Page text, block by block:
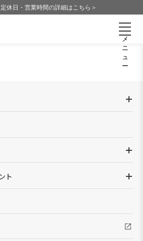
定休日・営業時間の詳細はこちら＞
メ
ニ
ュ
ー
ト